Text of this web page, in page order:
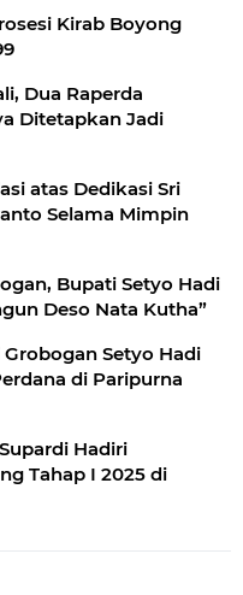
Kirab Boyong
Dua Raperda
Ditetapkan Jadi
atas Dedikasi Sri
Selama Mimpin
Bupati Setyo Hadi
Deso Nata Kutha”
Setyo Hadi
di Paripurna
Hadiri
Tahap I 2025 di